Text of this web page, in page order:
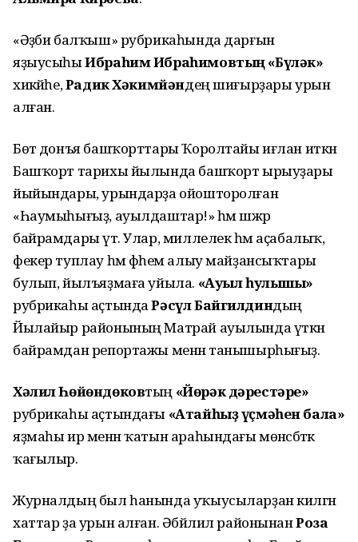
«Әҙәби балҡыш» рубрикаһында дарғын
яҙыусыһыИбраһим Ибраһимовтың «Бүләк»
хикәйәһе,Радик Хәкимйәндең шиғырҙары урын
алған.
Бөтә донъя башҡорттары Ҡоролтайы иғлан иткән
Башҡорт тарихы йылында башҡорт ырыуҙары
йыйындары, урындарҙа ойошторолған
«Һаумыһығыҙ, ауылдаштар!» һәм шәжәрә
байрамдары үтә. Улар, миллелек һәм аҫабалыҡ,
фекер туплау һәм фәһем алыу майҙансыҡтары
булып, йылъяҙмаға уйыла. «Ауыл һулышы»
рубрикаһы аҫтындаРәсүл Байгилдиндың
Йылайыр районының Матрай ауылында үткән
байрамдан репортажы менән танышырһығыҙ.
Хәлил Һөйөндөковтың «Йөрәк дәрестәре»
рубрикаһы аҫтындағы «Атайһыҙ үҫмәһен бала»
яҙмаһы ир менән ҡатын араһындағы мөнәсәбәткә
ҡағылыр.
Журналдың был һанында уҡыусыларҙан килгән
хаттар ҙа урын алған. Әбйәлил районынанРоза